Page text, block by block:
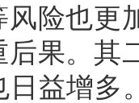
险也更
果。其
日益增多